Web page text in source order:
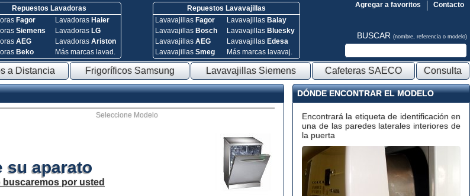
Repuestos Lavadoras
Fagor
Siemens
AEG
Beko
Lavadoras Haier
Lavadoras LG
Lavadoras Ariston
Más marcas lavad.
Repuestos Lavavajillas
Lavavajillas Fagor
Lavavajillas Bosch
Lavavajillas AEG
Lavavajillas Smeg
Lavavajillas Balay
Lavavajillas Bluesky
Lavavajillas Edesa
Más marcas lavavaj.
Contacto
Agregar a favoritos
BUSCAR (nombre, referencia o modelo)
a Distancia Frigoríficos Samsung Lavavajillas Siemens Cafeteras SAECO Consulta
Seleccione Modelo
su aparato
por usted
DÓNDE ENCONTRAR EL MODELO
Encontrará la etiqueta de identificación en
una de las paredes laterales interiores de
la puerta